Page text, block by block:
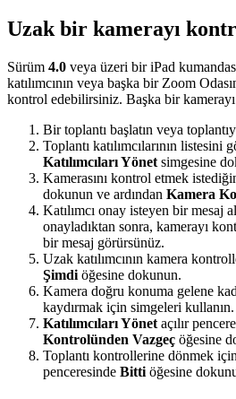
Uzak bir kamerayı
Sürüm 4.0 veya üzeri bir iPad
katılımcının veya başka bir Zoom
kontrol edebilirsiniz. Başka bir
Bir toplantı başlatın veya
Toplantı katılımcılarının listesini
Katılımcıları Yönet simgesine
Kamerasını kontrol etmek
dokunun ve ardından Kamera
Katılımcı onay isteyen bir mesaj
onayladıktan sonra, kamerayı
bir mesaj görürsünüz.
Uzak katılımcının kamera
Şimdi öğesine dokunun.
Kamera doğru konuma gelene
kaydırmak için simgeleri kullanın.
Katılımcıları Yönet açılır
Kontrolünden Vazgeç öğesine
Toplantı kontrollerine dönmek için
penceresinde Bitti öğesine